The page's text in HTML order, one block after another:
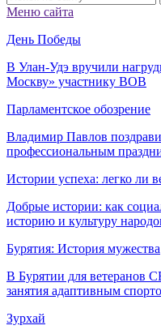
Меню сайта
День Победы
В Улан-Удэ вручили
Москву» участнику ВОВ
Парламентское обозрение
Владимир Павлов
профессиональным
Истории успеха: легко ли
Добрые истории: как
историю и культуру
Бурятия: История мужества
В Бурятии для ветеранов
занятия адаптивным
Зурхай